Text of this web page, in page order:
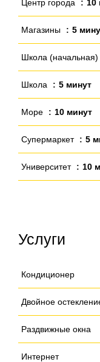
Центр города 10
Магазины 5
Школа (начальная)
Школа 5 минут
Море 10 минут
Супермаркет 5
Университет 10
Услуги
Кондиционер
Двойное
Раздвижные окна
Интернет